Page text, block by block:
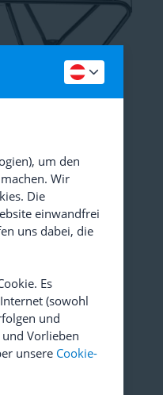
um den
Wir
Die
einwandfrei
uns dabei, die
Es
(sowohl
und
Vorlieben
unsere Cookie-